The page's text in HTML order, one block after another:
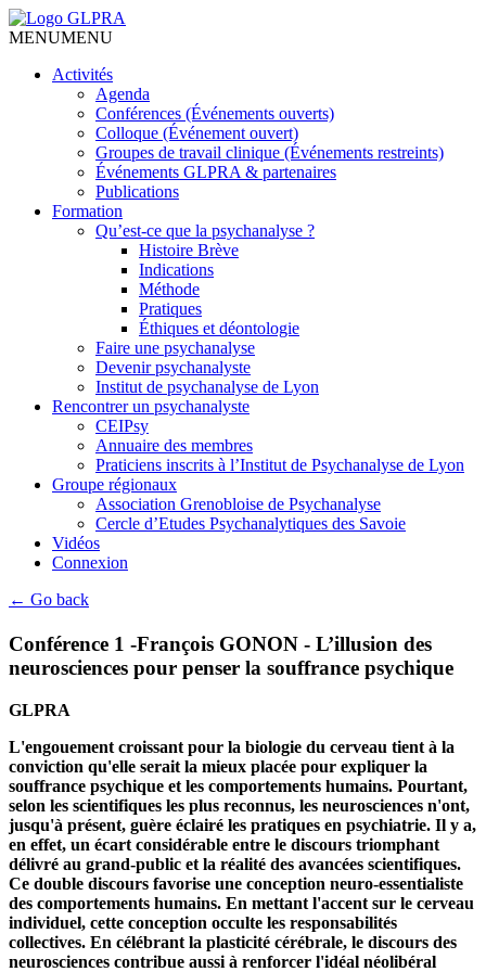
MENUMENU
Activités
Agenda
Conférences (Événements ouverts)
Colloque (Événement ouvert)
Groupes de travail clinique (Événements restreints)
Événements GLPRA & partenaires
Publications
Formation
Qu’est-ce que la psychanalyse ?
Histoire Brève
Indications
Méthode
Pratiques
Éthiques et déontologie
Faire une psychanalyse
Devenir psychanalyste
Institut de psychanalyse de Lyon
Rencontrer un psychanalyste
CEIPsy
Annuaire des membres
Praticiens inscrits à l’Institut de Psychanalyse de Lyon
Groupe régionaux
Association Grenobloise de Psychanalyse
Cercle d’Etudes Psychanalytiques des Savoie
Vidéos
Connexion
← Go back
Conférence 1 -François GONON - L’illusion des
neurosciences pour penser la souffrance psychique
GLPRA
L'engouement croissant pour la biologie du cerveau tient à la
conviction qu'elle serait la mieux placée pour expliquer la
souffrance psychique et les comportements humains. Pourtant,
selon les scientifiques les plus reconnus, les neurosciences n'ont,
jusqu'à présent, guère éclairé les pratiques en psychiatrie. Il y a,
en effet, un écart considérable entre le discours triomphant
délivré au grand-public et la réalité des avancées scientifiques.
Ce double discours favorise une conception neuro-essentialiste
des comportements humains. En mettant l'accent sur le cerveau
individuel, cette conception occulte les responsabilités
collectives. En célébrant la plasticité cérébrale, le discours des
neurosciences contribue aussi à renforcer l'idéal néolibéral